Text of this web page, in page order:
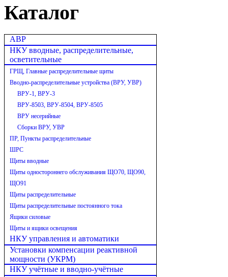
Каталог
АВР
НКУ вводные, распределительные,
осветительные
ГРЩ, Главные распределительные щиты
Вводно-распределительные устройства (ВРУ, УВР)
ВРУ-1, ВРУ-3
ВРУ-8503, ВРУ-8504, ВРУ-8505
ВРУ несерийные
Сборки ВРУ, УВР
ПР, Пункты распределительные
ШРС
Щиты вводные
Щиты одностороннего обслуживания ЩО70, ЩО90,
ЩО91
Щиты распределительные
Щиты распределительные постоянного тока
Ящики силовые
Щиты и ящики освещения
НКУ управления и автоматики
Установки компенсации реактивной
мощности (УКРМ)
НКУ учётные и вводно-учётные